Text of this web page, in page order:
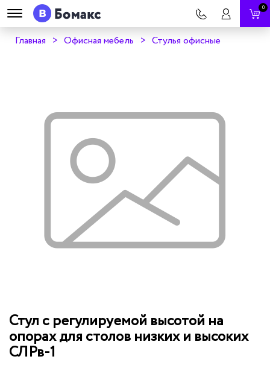
0
Главная Офисная мебель Стулья офисные
Стул с регулируемой высотой на
опорах для столов низких и высоких
СЛРв-1